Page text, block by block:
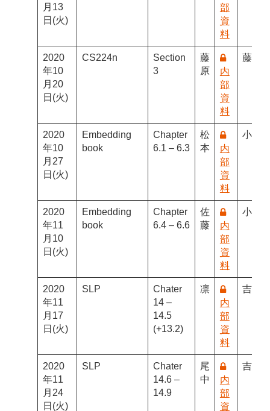
月13
日(火)
部
資
料
2020
年10
月20
日(火)
CS224n
Section
3
藤
原
内
部
資
料
藤井
2020
年10
月27
日(火)
Embedding
book
Chapter
6.1 – 6.3
松
本
内
部
資
料
小林G
2020
年11
月10
日(火)
Embedding
book
Chapter
6.4 – 6.6
佐
藤
内
部
資
料
小林G
2020
年11
月17
日(火)
SLP
Chater
14 –
14.5
(+13.2)
凛
内
部
資
料
吉川
2020
年11
月24
日(火)
SLP
Chater
14.6 –
14.9
尾
中
内
部
資
吉川